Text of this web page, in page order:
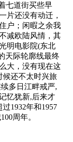
七道街买些早
片还没有动迁，
户；闲暇之余我
减欧陆风情，其
明电影院(东北
天际轮廓线最终
大，没有现在这
候还不太时兴旅
多日江畔戒严,
忆犹新,后来才
1932年和1957
周年。